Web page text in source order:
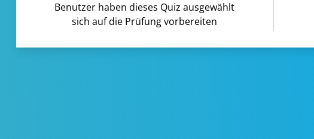
Benutzer haben dieses Quiz ausgewählt
sich auf die Prüfung vorbereiten